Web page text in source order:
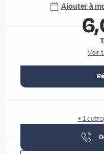
Ajouter à
Voir
+ 1